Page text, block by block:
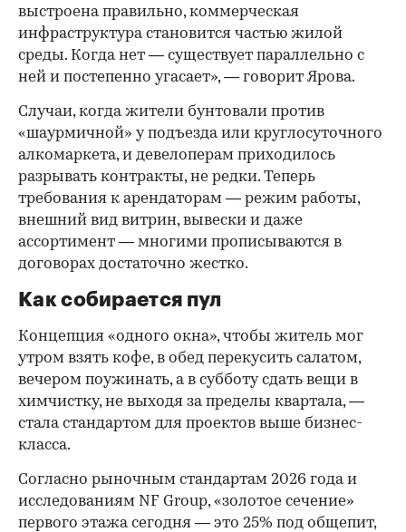
выстроена правильно, коммерческая
инфраструктура становится частью жилой
среды. Когда нет — существует параллельно с
ней и постепенно угасает», — говорит Ярова.
Случаи, когда жители бунтовали против
«шаурмичной» у подъезда или круглосуточного
алкомаркета, и девелоперам приходилось
разрывать контракты, не редки. Теперь
требования к арендаторам — режим работы,
внешний вид витрин, вывески и даже
ассортимент — многими прописываются в
договорах достаточно жестко.
Как собирается пул
Концепция «одного окна», чтобы житель мог
утром взять кофе, в обед перекусить салатом,
вечером поужинать, а в субботу сдать вещи в
химчистку, не выходя за пределы квартала, —
стала стандартом для проектов выше бизнес-
класса.
Согласно рыночным стандартам 2026 года и
исследованиям NF Group, «золотое сечение»
первого этажа сегодня — это 25% под общепит,